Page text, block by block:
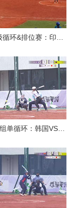
9月1日超级循环&排位赛：印度VS韩国